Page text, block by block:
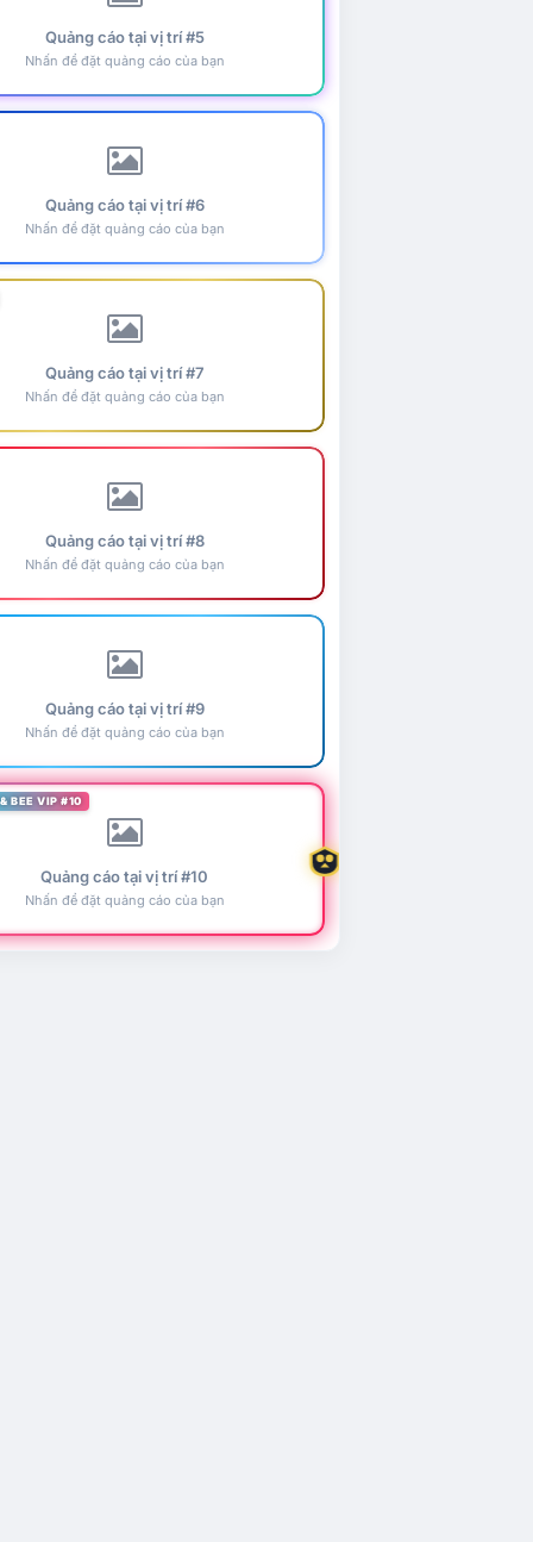
Quảng cáo tại vị trí #5
Nhấn để đặt quảng cáo của bạn
Quảng cáo tại vị trí #6
Nhấn để đặt quảng cáo của bạn
Quảng cáo tại vị trí #7
Nhấn để đặt quảng cáo của bạn
Quảng cáo tại vị trí #8
Nhấn để đặt quảng cáo của bạn
Quảng cáo tại vị trí #9
Nhấn để đặt quảng cáo của bạn
BEE VIP #10
Quảng cáo tại vị trí #10
Nhấn để đặt quảng cáo của bạn